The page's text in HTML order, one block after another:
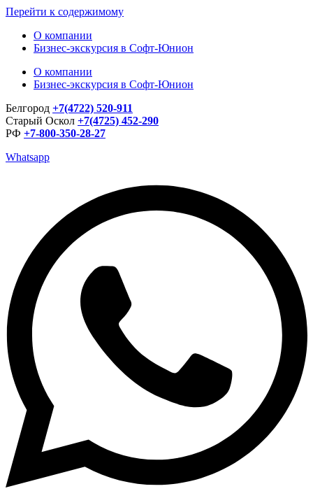
Перейти к содержимому
О компании
Бизнес-экскурсия в Софт-Юнион
О компании
Бизнес-экскурсия в Софт-Юнион
Белгород +7(4722) 520-911
Старый Оскол +7(4725) 452-290
РФ +7-800-350-28-27
Whatsapp